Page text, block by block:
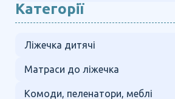
Категорії
Ліжечка дитячі
Матраси до ліжечка
Комоди, пеленатори, меблі